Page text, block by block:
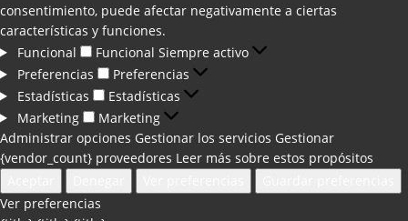
consentimiento, puede afectar negativamente a ciertas
características y funciones.
Funcional
Funcional Siempre activo
Preferencias
Preferencias
Estadísticas
Estadísticas
Marketing
Marketing
Administrar opciones Gestionar los servicios Gestionar
{vendor_count} proveedores Leer más sobre estos propósitos
Ver preferencias